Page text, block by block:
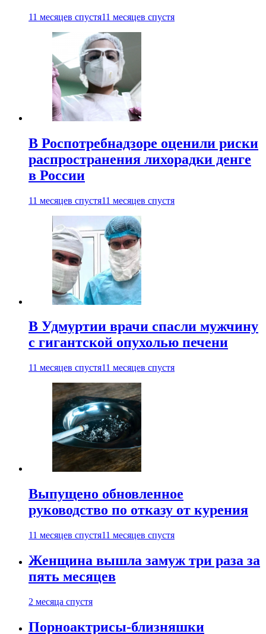
11 месяцев спустя11 месяцев спустя
В Роспотребнадзоре оценили риски
распространения лихорадки денге
в России
11 месяцев спустя11 месяцев спустя
В Удмуртии врачи спасли мужчину
с гигантской опухолью печени
11 месяцев спустя11 месяцев спустя
Выпущено обновленное
руководство по отказу от курения
11 месяцев спустя11 месяцев спустя
Женщина вышла замуж три раза за
пять месяцев
2 месяца спустя
Порноактрисы-близняшки